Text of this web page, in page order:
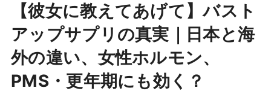
【彼女に教えてあげて】バスト
アップサプリの真実｜日本と海
外の違い、女性ホルモン、
PMS・更年期にも効く？